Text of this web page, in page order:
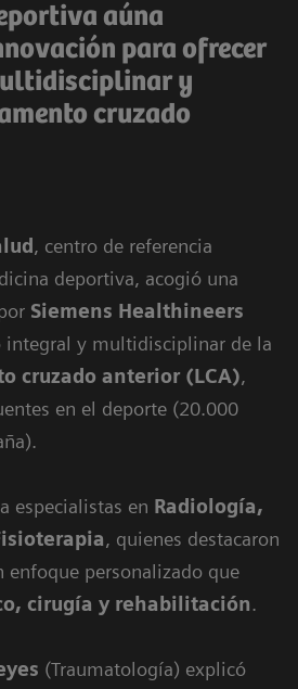
aúna
para ofrecer
y
cruzado
, centro de referencia
deportiva, acogió una
Siemens Healthineers
integral y multidisciplinar de la
cruzado anterior (LCA),
en el deporte (20.000
especialistas en Radiología,
, quienes destacaron
enfoque personalizado que
cirugía y rehabilitación.
(Traumatología) explicó